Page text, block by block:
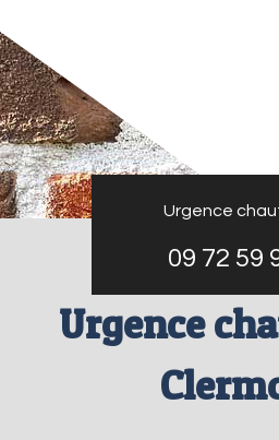
Urgence
09 72 59
Urgence